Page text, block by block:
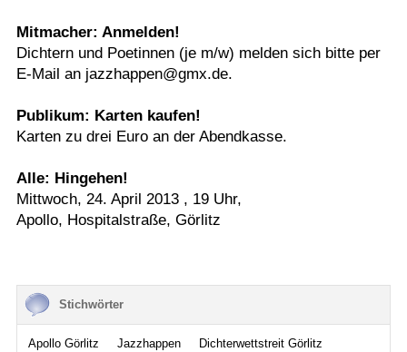
Mitmacher: Anmelden!
Dichtern und Poetinnen (je m/w) melden sich bitte per
E-Mail an jazzhappen@gmx.de.
Publikum: Karten kaufen!
Karten zu drei Euro an der Abendkasse.
Alle: Hingehen!
Mittwoch, 24. April 2013 , 19 Uhr,
Apollo, Hospitalstraße, Görlitz
Stichwörter
Apollo Görlitz Jazzhappen
Dichterwettstreit Görlitz